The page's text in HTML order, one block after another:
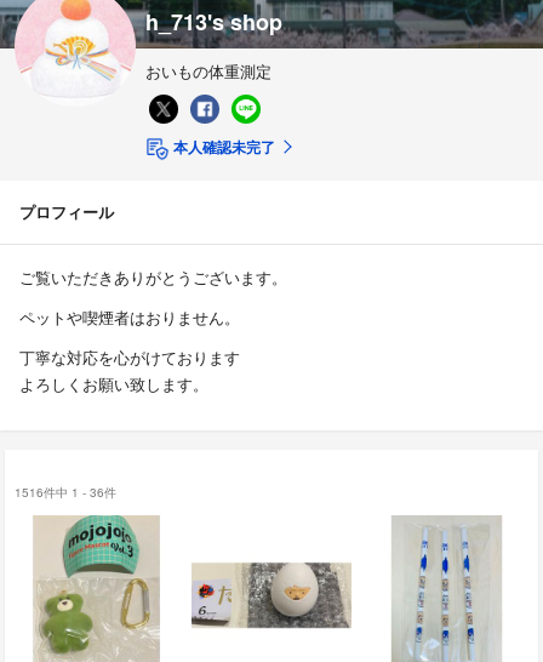
h_713's shop
おいもの体重測定
本人確認未完了
プロフィール
ご覧いただきありがとうございます。
ペットや喫煙者はおりません。
丁寧な対応を心がけております
よろしくお願い致します。
1516件中 1 - 36件